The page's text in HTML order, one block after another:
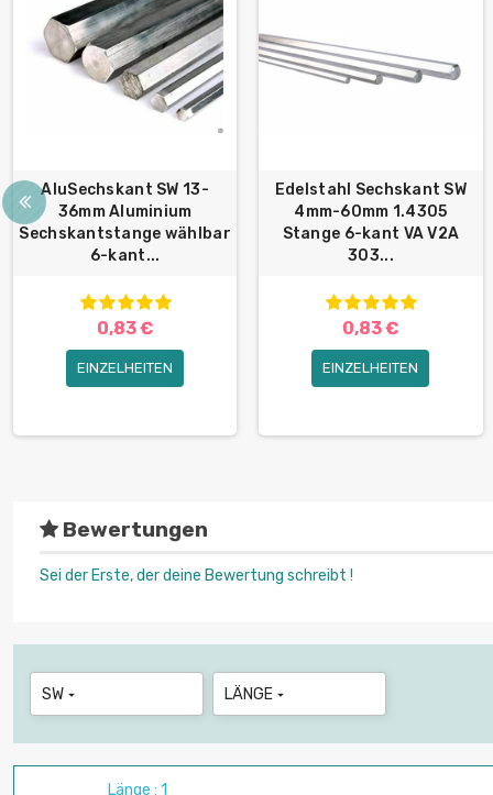
AluSechskant SW 13-
36mm Aluminium
Sechskantstange wählbar
6-kant...
0,83 €
EINZELHEITEN
Edelstahl Sechskant SW
4mm-60mm 1.4305
Stange 6-kant VA V2A
303...
0,83 €
EINZELHEITEN
Bewertungen
Sei der Erste, der deine Bewertung schreibt !
SW  LÄNGE 
Länge : 1